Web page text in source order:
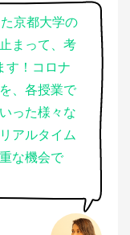
京都大学の
まって、考
す！コロナ
、各授業で
った様々な
アルタイム
な機会で